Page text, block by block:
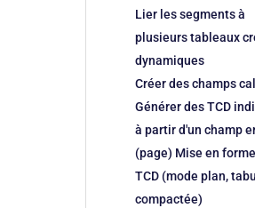
Lier les segments à
plusieurs tableaux
dynamiques
Créer des champs
Générer des TCD
à partir d'un champ
(page) Mise en
TCD (mode plan,
compactée)